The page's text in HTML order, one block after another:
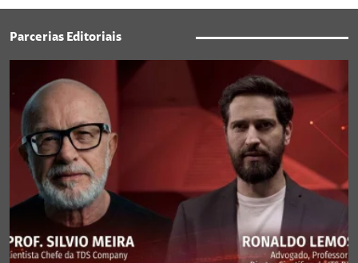
Parcerias Editoriais